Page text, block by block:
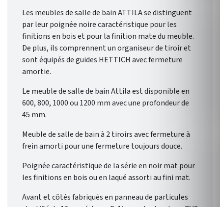
Les meubles de salle de bain ATTILA se distinguent
par leur poignée noire caractéristique pour les
finitions en bois et pour la finition mate du meuble.
De plus, ils comprennent un organiseur de tiroir et
sont équipés de guides HETTICH avec fermeture
amortie.
Le meuble de salle de bain Attila est disponible en
600, 800, 1000 ou 1200 mm avec une profondeur de
45 mm.
Meuble de salle de bain à 2 tiroirs avec fermeture à
frein amorti pour une fermeture toujours douce.
Poignée caractéristique de la série en noir mat pour
les finitions en bois ou en laqué assorti au fini mat.
Avant et côtés fabriqués en panneau de particules